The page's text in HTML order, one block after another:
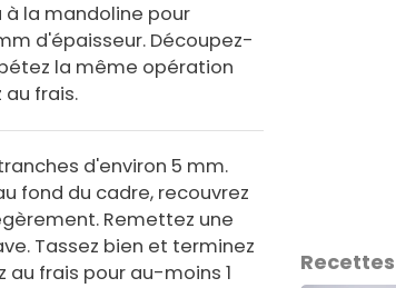
à la mandoline pour
d'épaisseur. Découpez-
la même opération
frais.
d'environ 5 mm.
fond du cadre, recouvrez
Remettez une
Tassez bien et terminez
au frais pour au-moins 1